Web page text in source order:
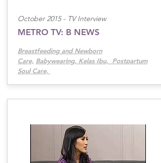
October 2015 - TV Interview
METRO TV: B NEWS
Breastfeeding and Newborn
Care, Babywearing, Kelas Ibu, Postpartum
Soul Care,